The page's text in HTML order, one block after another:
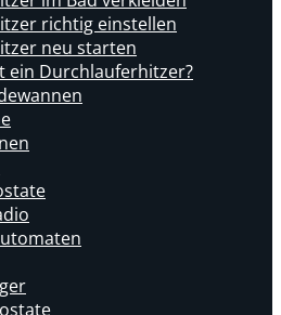
richtig einstellen
neu starten
ein Durchlauferhitzer?